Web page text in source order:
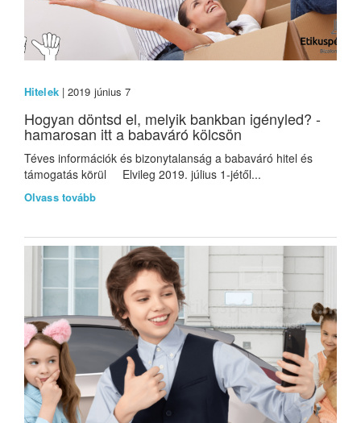
Hitelek| 2019 június 7
Hogyan döntsd el, melyik bankban igényled? -
hamarosan itt a babaváró kölcsön
Téves információk és bizonytalanság a babaváró hitel és
támogatás körül Elvileg 2019. július 1-jétől...
Olvass tovább